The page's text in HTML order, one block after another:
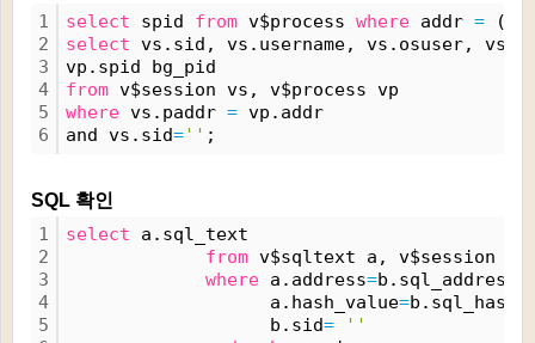
1
2
3
4
5
6
select spid from v$process where addr = (
select vs.sid, vs.username, vs.osuser,
vp.spid bg_pid
from v$session vs, v$process vp
where vs.paddr = vp.addr
and vs.sid='' ;
SQL 확인
1
2
3
4
5
select a.sql_text
from v$sqltext a, v$session b
where a.address=b.sql_address
a.hash_value=
b.sid=
''